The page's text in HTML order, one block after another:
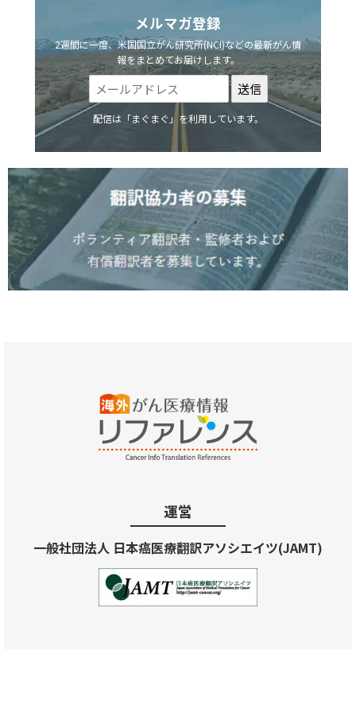
メルマガ登録
2週間に一度、米国国立がん研究所(NCI)などの最新がん情
報をまとめてお届けします。
配信は「まぐまぐ」を利用しています。
運営
一般社団法人 日本癌医療翻訳アソシエイツ(JAMT)